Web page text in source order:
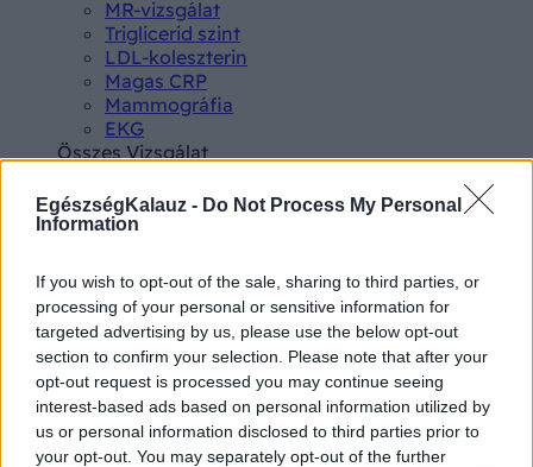
EgészségKalauz - Do Not Process My Personal
Information
If you wish to opt-out of the sale, sharing to third parties, or
processing of your personal or sensitive information for
targeted advertising by us, please use the below opt-out
section to confirm your selection. Please note that after your
opt-out request is processed you may continue seeing
interest-based ads based on personal information utilized by
us or personal information disclosed to third parties prior to
your opt-out. You may separately opt-out of the further
MR-vizsgálat
Triglicerid szint
LDL-koleszterin
Magas CRP
Mammográfia
EKG
Összes Vizsgálat
Aranyér kezelése
Kemoterápia
Vízszerű hasmenés
Afta kezelése
Dagadt boka kezelése
Napallergia kezelése
Fülgyulladás kezelése
Összes Kezelés
Életmódváltás
Kutatás